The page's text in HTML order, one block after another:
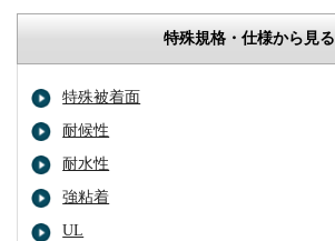
特殊規格・仕様から見る
特殊被着面
耐候性
耐水性
強粘着
UL